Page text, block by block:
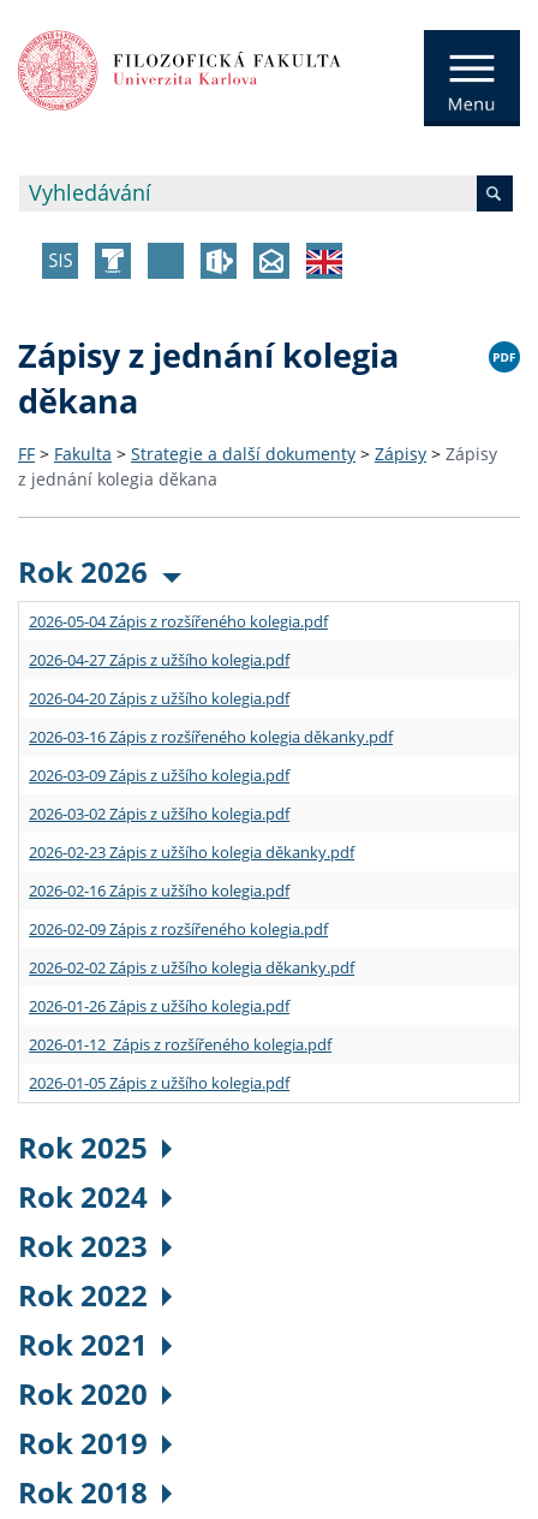
Zápisy z jednání kolegia
děkana
FF > Fakulta > Strategie a další dokumenty > Zápisy > Zápisy
z jednání kolegia děkana
Rok 2026
2026-05-04 Zápis z rozšířeného kolegia.pdf
2026-04-27 Zápis z užšího kolegia.pdf
2026-04-20 Zápis z užšího kolegia.pdf
2026-03-16 Zápis z rozšířeného kolegia děkanky.pdf
2026-03-09 Zápis z užšího kolegia.pdf
2026-03-02 Zápis z užšího kolegia.pdf
2026-02-23 Zápis z užšího kolegia děkanky.pdf
2026-02-16 Zápis z užšího kolegia.pdf
2026-02-09 Zápis z rozšířeného kolegia.pdf
2026-02-02 Zápis z užšího kolegia děkanky.pdf
2026-01-26 Zápis z užšího kolegia.pdf
2026-01-12 Zápis z rozšířeného kolegia.pdf
2026-01-05 Zápis z užšího kolegia.pdf
Rok 2025
Rok 2024
Rok 2023
Rok 2022
Rok 2021
Rok 2020
Rok 2019
Rok 2018